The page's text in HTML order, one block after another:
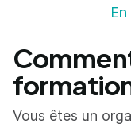
Vous êtes un